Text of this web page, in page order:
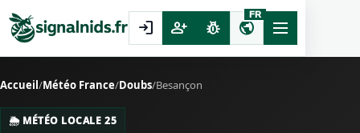
login person_add pest_control public
FR
Accueil/Météo France/Doubs/Besançon
🌦️ MÉTÉO LOCALE 25